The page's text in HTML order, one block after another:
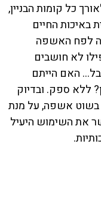
כל קומות הבניין,
באיכות החיים
לפח האשפה
לא חושבים
האם הייתם
ללא ספק. ובדיוק
בשוט אשפה, על מנת
את השימוש היעיל